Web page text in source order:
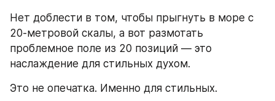
Нет доблести в том, чтобы прыгнуть в море с
20-метровой скалы, а вот размотать
проблемное поле из 20 позиций — это
наслаждение для стильных духом.
Это не опечатка. Именно для стильных.